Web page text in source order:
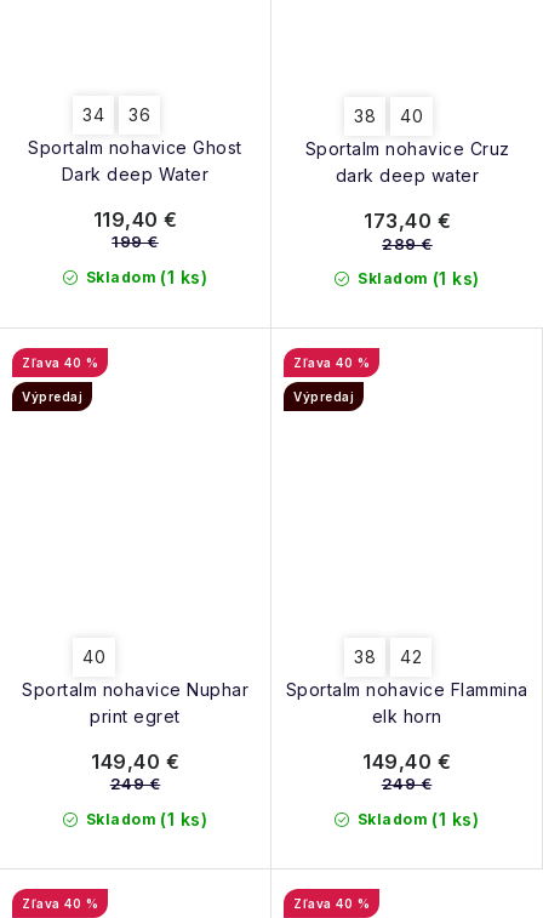
Sportalm nohavice Ghost
Dark deep Water
34 36
Skladom (1 ks)
119,40 €
199 €
Sportalm nohavice Cruz
dark deep water
38 40
Skladom (1 ks)
173,40 €
289 €
Sportalm nohavice Nuphar
print egret
40 %
Výpredaj
40
Skladom (1 ks)
149,40 €
249 €
Sportalm nohavice Flammina
elk horn
40 %
Výpredaj
38 42
Skladom (1 ks)
149,40 €
249 €
40 % 40 %